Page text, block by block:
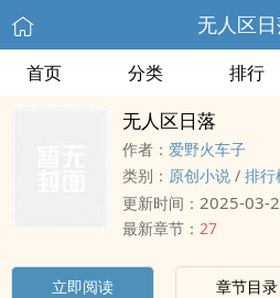
无人区
首页 分类 排行
无人区日落
作者： 爱野火车子
类别： 原创小说 / 排行
更新时间： 2025-03-
最新章节： 27
立即阅读 章节目录